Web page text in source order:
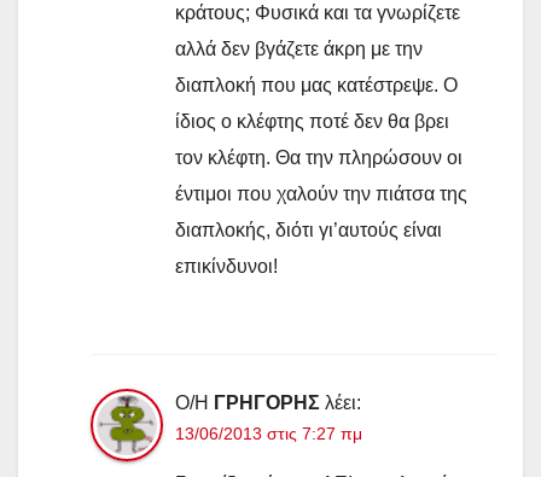
κράτους; Φυσικά και τα γνωρίζετε
αλλά δεν βγάζετε άκρη με την
διαπλοκή που μας κατέστρεψε. Ο
ίδιος ο κλέφτης ποτέ δεν θα βρει
τον κλέφτη. Θα την πληρώσουν οι
έντιμοι που χαλούν την πιάτσα της
διαπλοκής, διότι γι’αυτούς είναι
επικίνδυνοι!
Ο/Η ΓΡΗΓΟΡΗΣ λέει:
13/06/2013 στις 7:27 πμ